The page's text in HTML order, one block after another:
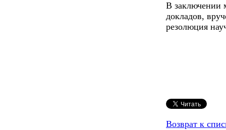
В заключении
докладов,
резолюция
Возврат к